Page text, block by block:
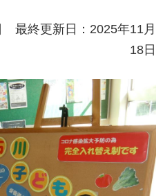
最終更新日：2025年11月
18日